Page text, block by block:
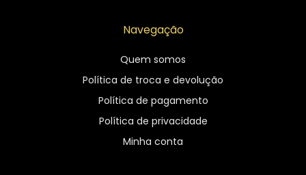
Navegação
Quem somos
Política de troca e devolução
Política de pagamento
Política de privacidade
Minha conta